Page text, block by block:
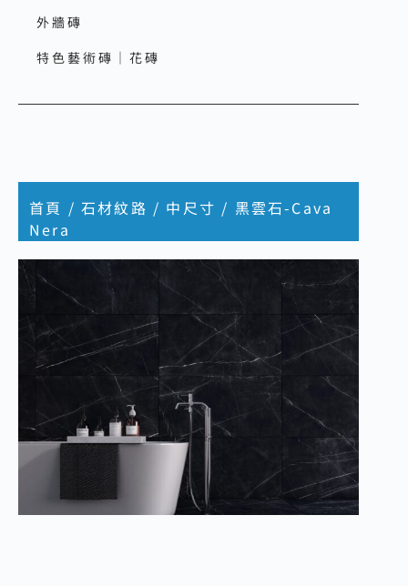
外牆磚
特色藝術磚｜花磚
首頁 /石材紋路 / 中尺寸 / 黑雲石-Cava
Nera